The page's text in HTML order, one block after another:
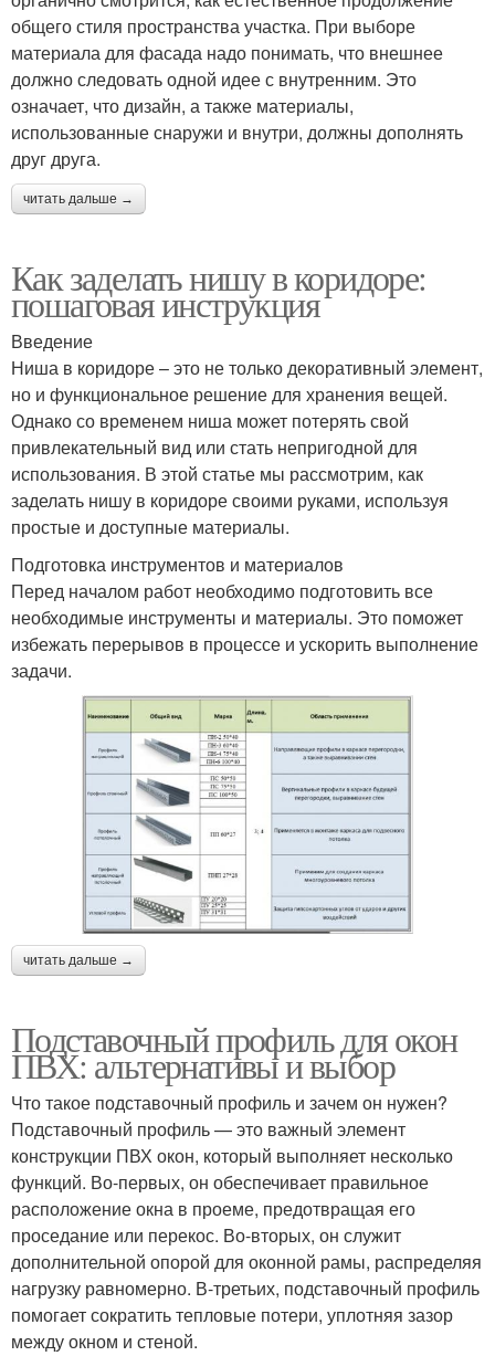
общего стиля пространства участка. При выборе
материала для фасада надо понимать, что внешнее
должно следовать одной идее с внутренним. Это
означает, что дизайн, а также материалы,
использованные снаружи и внутри, должны дополнять
друг друга.
читать дальше →
Как заделать нишу в коридоре:
пошаговая инструкция
Введение
Ниша в коридоре – это не только декоративный элемент,
но и функциональное решение для хранения вещей.
Однако со временем ниша может потерять свой
привлекательный вид или стать непригодной для
использования. В этой статье мы рассмотрим, как
заделать нишу в коридоре своими руками, используя
простые и доступные материалы.
Подготовка инструментов и материалов
Перед началом работ необходимо подготовить все
необходимые инструменты и материалы. Это поможет
избежать перерывов в процессе и ускорить выполнение
задачи.
читать дальше →
Подставочный профиль для окон
ПВХ: альтернативы и выбор
Что такое подставочный профиль и зачем он нужен?
Подставочный профиль — это важный элемент
конструкции ПВХ окон, который выполняет несколько
функций. Во-первых, он обеспечивает правильное
расположение окна в проеме, предотвращая его
проседание или перекос. Во-вторых, он служит
дополнительной опорой для оконной рамы, распределяя
нагрузку равномерно. В-третьих, подставочный профиль
помогает сократить тепловые потери, уплотняя зазор
между окном и стеной.